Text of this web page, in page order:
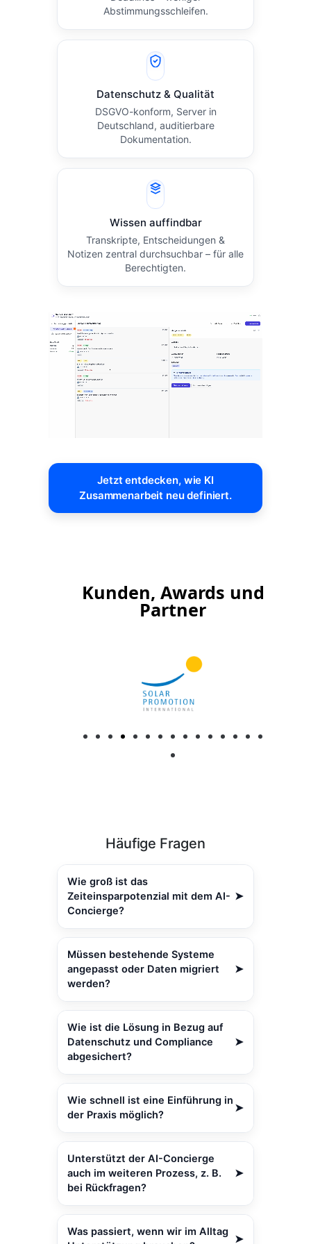
Abstimmungsschleifen.
Datenschutz & Qualität
DSGVO-konform, Server in
Deutschland, auditierbare
Dokumentation.
Wissen auffindbar
Transkripte, Entscheidungen &
Notizen zentral durchsuchbar – für alle
Berechtigten.
Jetzt entdecken, wie KI
Zusammenarbeit neu definiert.
Kunden, Awards und
Partner
Häufige Fragen
Wie groß ist das
Zeiteinsparpotenzial mit dem AI-
Concierge?
➤
manuellen Aufwand bei
Ausschreibungen um bis zu 80 %.
Dadurch gewinnen Teams Zeit für
strategische Aufgaben und erhöhen
gleichzeitig die Prozessqualität.
Müssen bestehende Systeme
angepasst oder Daten migriert
werden?
➤
in vorhandene ERP-, CRM- und
Dokumentensysteme. Eine aufwendige
Migration entfällt.
Wie ist die Lösung in Bezug auf
Datenschutz und Compliance
abgesichert?
➤
DSGVO-konform. Daten werden in
Deutschland verarbeitet, Zugriffe sind
rollenbasiert steuerbar, und Audit-
Anforderungen werden erfüllt.
Wie schnell ist eine Einführung in
der Praxis möglich?
➤
starten. Erste messbare Ergebnisse
sind in der Regel nach 2–4 Wochen
sichtbar.
Unterstützt der AI-Concierge
auch im weiteren Prozess, z. B.
bei Rückfragen?
➤
Ausfüllen unterstützt der AI-Concierge
auch bei der strukturierten
Was passiert, wenn wir im Alltag
➤